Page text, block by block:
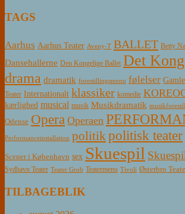
TAGS
Aarhus Aarhus Teater Aveny-T BALLET Betty
Dansehallerne Den Kongelige Ballet Det
drama dramatik forestillingsmenu følelser
Teater Internationalt klassiker komedie
kærlighed musical musik Musikdramatik
Odense Opera Operaen
Performanceinstallation politikpolitisk teater
Scener i København sex Skuespil
Sydhavn Teater Teater Grob Teatermenu Tivoli Østerbro
TILBAGEBLIK